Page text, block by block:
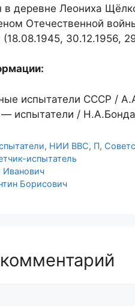
в деревне Леониха
Отечественной
30.12.1956,
испытатели СССР /
— испытатели /
, НИИ ВВС, П,
испытатель
Иванович
Борисович